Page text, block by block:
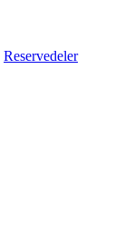
Reservedeler